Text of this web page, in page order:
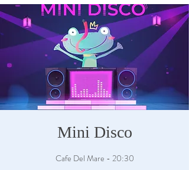
Mini Disco
Cafe Del Mare - 20:30